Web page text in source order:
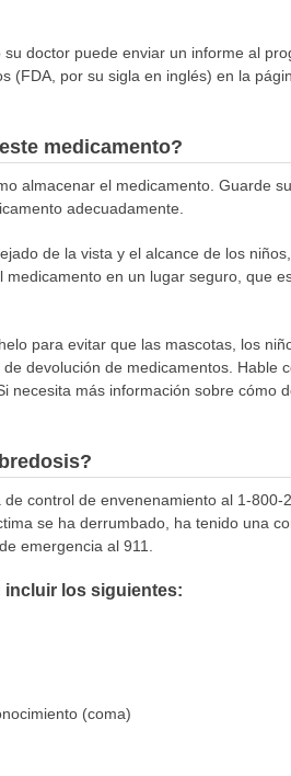
doctor puede enviar un informe al
(FDA, por su sigla en inglés) en la
medicamento?
almacenar el medicamento. Guarde
adecuadamente.
de la vista y el alcance de los
en un lugar seguro, que
para evitar que las mascotas, los
devolución de medicamentos. Hable
necesita más información sobre cómo
control de envenenamiento al 1-
se ha derrumbado, ha tenido una
emergencia al 911.
incluir los siguientes:
(coma)